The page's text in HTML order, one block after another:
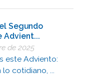
Segundo
Advient...
de 2025
este Adviento:
cotidiano, ...